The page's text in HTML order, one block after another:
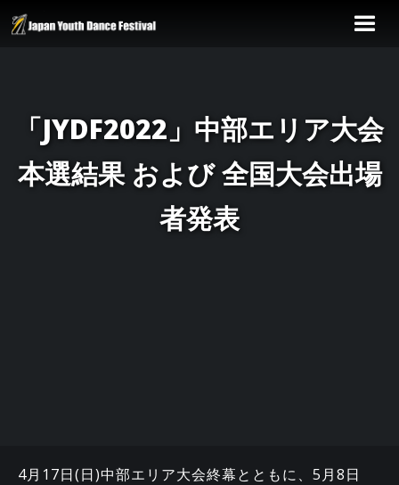
「JYDF2022」中部エリア大会
本選結果 および 全国大会出場
者発表
4月17日(日)中部エリア大会終幕とともに、5月8日